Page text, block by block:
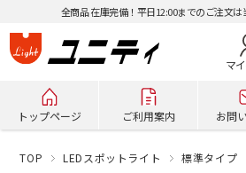
全商品 在庫完備！平日12:00までのご注文は
マ
トップページ ご利用案内 お問
TOP LEDスポットライト 標準タイプ